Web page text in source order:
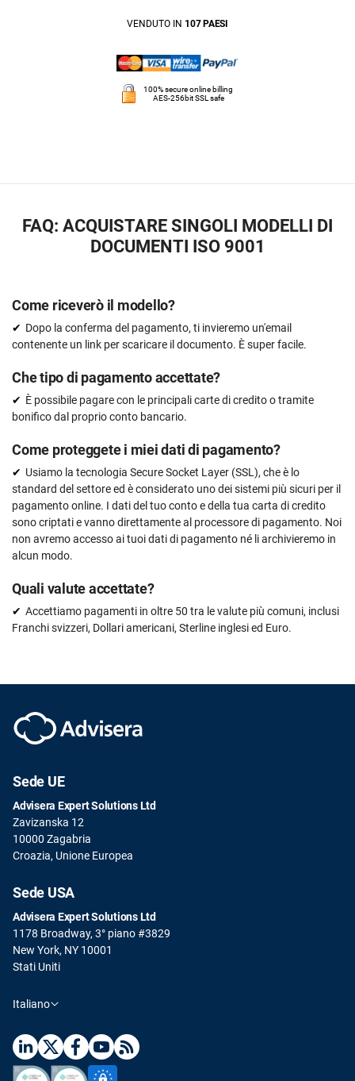
VENDUTO IN 107 PAESI
100% secure online billing
AES-256bit SSL safe
FAQ: ACQUISTARE SINGOLI MODELLI DI
DOCUMENTI ISO 9001
Come riceverò il modello?
Dopo la conferma del pagamento, ti invieremo un'email
contenente un link per scaricare il documento. È super facile.
Che tipo di pagamento accettate?
È possibile pagare con le principali carte di credito o tramite
bonifico dal proprio conto bancario.
Come proteggete i miei dati di pagamento?
Usiamo la tecnologia Secure Socket Layer (SSL), che è lo
standard del settore ed è considerato uno dei sistemi più sicuri per il
pagamento online. I dati del tuo conto e della tua carta di credito
sono criptati e vanno direttamente al processore di pagamento. Noi
non avremo accesso ai tuoi dati di pagamento né li archivieremo in
alcun modo.
Quali valute accettate?
Accettiamo pagamenti in oltre 50 tra le valute più comuni, inclusi
Franchi svizzeri, Dollari americani, Sterline inglesi ed Euro.
Sede UE
Advisera Expert Solutions Ltd
Zavizanska 12
10000 Zagabria
Croazia, Unione Europea
Sede USA
Advisera Expert Solutions Ltd
1178 Broadway, 3° piano #3829
New York, NY 10001
Stati Uniti
Italiano